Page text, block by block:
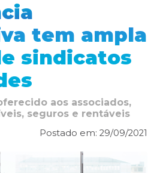
tem ampla
sindicatos
aos associados,
seguros e rentáveis
Postado em: 29/09/2021